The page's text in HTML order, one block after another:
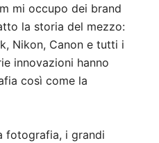
mi occupo dei brand
la storia del mezzo:
Nikon, Canon e tutti i
innovazioni hanno
così come la
fotografia, i grandi